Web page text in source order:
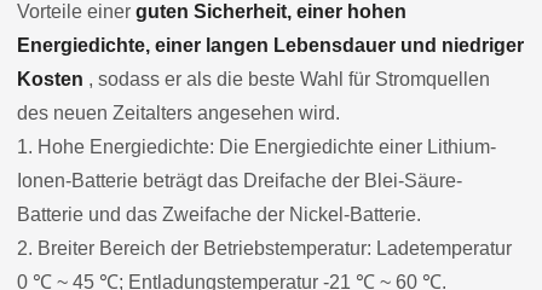
Vorteile einer guten Sicherheit, einer hohen
Energiedichte, einer langen Lebensdauer und niedriger
Kosten , sodass er als die beste Wahl für Stromquellen
des neuen Zeitalters angesehen wird.
1. Hohe Energiedichte: Die Energiedichte einer Lithium-
Ionen-Batterie beträgt das Dreifache der Blei-Säure-
Batterie und das Zweifache der Nickel-Batterie.
2. Breiter Bereich der Betriebstemperatur: Ladetemperatur
0 ℃ ~ 45 ℃; Entladungstemperatur -21 ℃ ~ 60 ℃.